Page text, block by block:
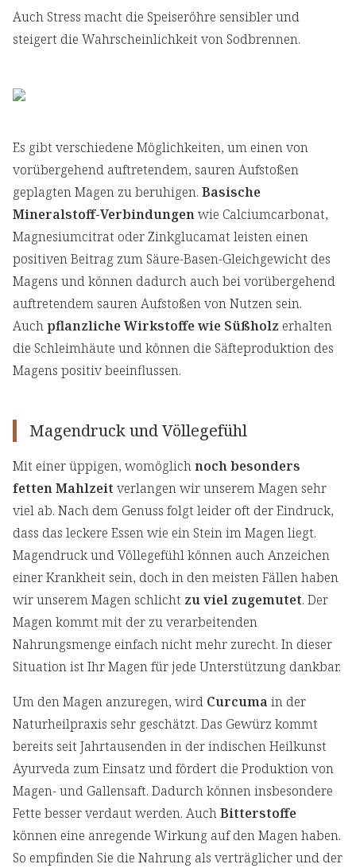
Auch Stress macht die Speiseröhre sensibler und
steigert die Wahrscheinlichkeit von Sodbrennen.
Es gibt verschiedene Möglichkeiten, um einen von
vorübergehend auftretendem, sauren Aufstoßen
geplagten Magen zu beruhigen. Basische
Mineralstoff-Verbindungenwie Calciumcarbonat,
Magnesiumcitrat oder Zinkglucamat leisten einen
positiven Beitrag zum Säure-Basen-Gleichgewicht des
Magens und können dadurch auch bei vorübergehend
auftretendem sauren Aufstoßen von Nutzen sein.
Auchpflanzliche Wirkstoffe wie Süßholz erhalten
die Schleimhäute und können die Säfteproduktion des
Magens positiv beeinflussen.
Magendruck und Völlegefühl
Mit einer üppigen, womöglichnoch besonders
fetten Mahlzeit verlangen wir unserem Magen sehr
viel ab. Nach dem Genuss folgt leider oft der Eindruck,
dass das leckere Essen wie ein Stein im Magen liegt.
Magendruck und Völlegefühl können auch Anzeichen
einer Krankheit sein, doch in den meisten Fällen haben
wir unserem Magen schlicht zu viel zugemutet. Der
Magen kommt mit der zu verarbeitenden
Nahrungsmenge einfach nicht mehr zurecht. In dieser
Situation ist Ihr Magen für jede Unterstützung dankbar.
Um den Magen anzuregen, wird Curcuma in der
Naturheilpraxis sehr geschätzt. Das Gewürz kommt
bereits seit Jahrtausenden in der indischen Heilkunst
Ayurveda zum Einsatz und fördert die Produktion von
Magen- und Gallensaft. Dadurch können insbesondere
Fette besser verdaut werden. AuchBitterstoffe
können eine anregende Wirkung auf den Magen haben.
So empfinden Sie die Nahrung als verträglicher und der